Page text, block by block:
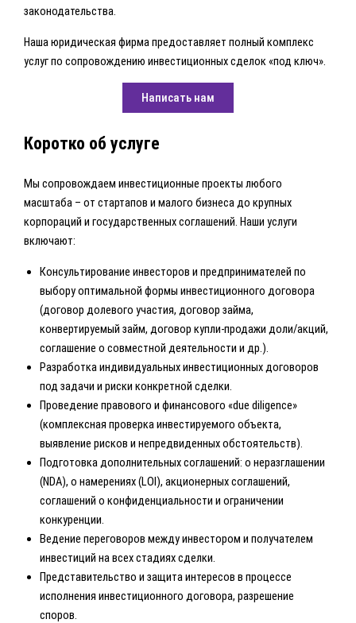
законодательства.
Наша юридическая фирма предоставляет полный комплекс
услуг по сопровождению инвестиционных сделок «под ключ».
Написать нам
Коротко об услуге
Мы сопровождаем инвестиционные проекты любого
масштаба – от стартапов и малого бизнеса до крупных
корпораций и государственных соглашений. Наши услуги
включают:
Консультирование инвесторов и предпринимателей по
выбору оптимальной формы инвестиционного договора
(договор долевого участия, договор займа,
конвертируемый займ, договор купли-продажи доли/акций,
соглашение о совместной деятельности и др.).
Разработка индивидуальных инвестиционных договоров
под задачи и риски конкретной сделки.
Проведение правового и финансового «due diligence»
(комплексная проверка инвестируемого объекта,
выявление рисков и непредвиденных обстоятельств).
Подготовка дополнительных соглашений: о неразглашении
(NDA), о намерениях (LOI), акционерных соглашений,
соглашений о конфиденциальности и ограничении
конкуренции.
Ведение переговоров между инвестором и получателем
инвестиций на всех стадиях сделки.
Представительство и защита интересов в процессе
исполнения инвестиционного договора, разрешение
споров.